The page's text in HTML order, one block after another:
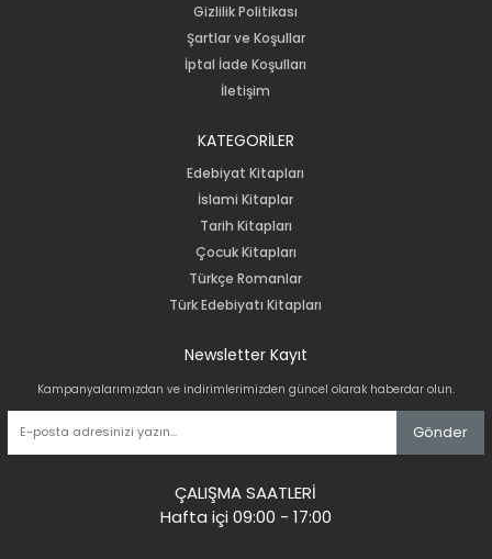
Gizlilik Politikası
Şartlar ve Koşullar
İptal İade Koşulları
İletişim
KATEGORİLER
Edebiyat Kitapları
İslami Kitaplar
Tarih Kitapları
Çocuk Kitapları
Türkçe Romanlar
Türk Edebiyatı Kitapları
Newsletter Kayıt
Kampanyalarımızdan ve indirimlerimizden güncel olarak haberdar olun.
Gönder
ÇALIŞMA SAATLERİ
Hafta içi 09:00 - 17:00